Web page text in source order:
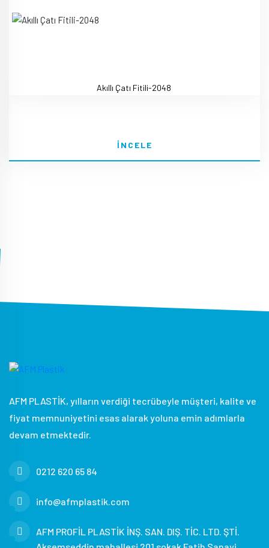
Akıllı Çatı Fitili-2048
İNCELE
AFM PLASTİK, yılların verdiği tecrübeyle müşteri, kalite ve
fiyat memnuniyetini esas alarak yoluna emin adımlarla
devam etmektedir.
0212 620 65 84
info@afmplastik.com
AFM PROFİL PLASTİK İNŞ. SAN. DIŞ. TİC. LTD. ŞTİ.